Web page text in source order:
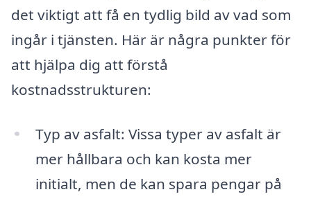
det viktigt att få en tydlig bild av vad som
ingår i tjänsten. Här är några punkter för
att hjälpa dig att förstå
kostnadsstrukturen:
Typ av asfalt: Vissa typer av asfalt är
mer hållbara och kan kosta mer
initialt, men de kan spara pengar på